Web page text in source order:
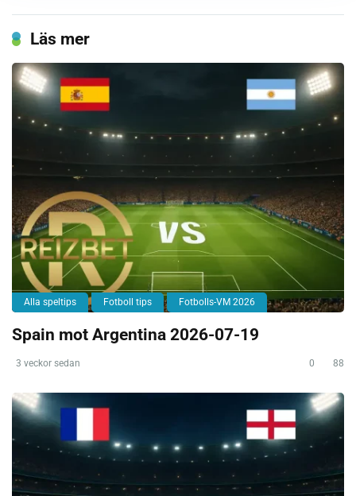
Läs mer
Alla speltips Fotboll tips Fotbolls-VM 2026
Spain mot Argentina 2026-07-19
3 veckor sedan 0 88